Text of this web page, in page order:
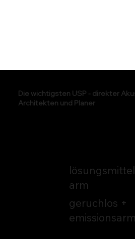
lösungsmittel
arm
geruchlos +
emissionsarm
Die wichtigsten USP - direkter
Architekten und Planer